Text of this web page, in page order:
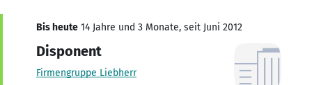
Bis heute 14 Jahre und 3 Monate, seit Juni 2012
Disponent
Firmengruppe Liebherr